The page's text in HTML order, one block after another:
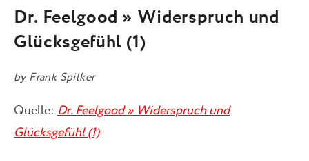
Dr. Feelgood » Widerspruch und
Glücksgefühl (1)
by Frank Spilker
Quelle: Dr. Feelgood » Widerspruch und
Glücksgefühl (1)